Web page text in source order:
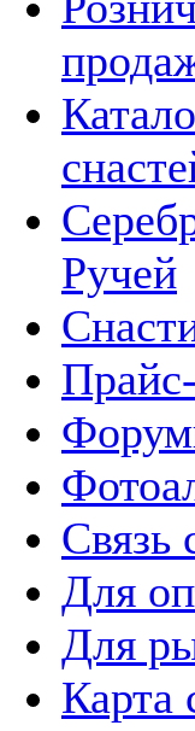
Ручей
Связь
Для
Для
Карта